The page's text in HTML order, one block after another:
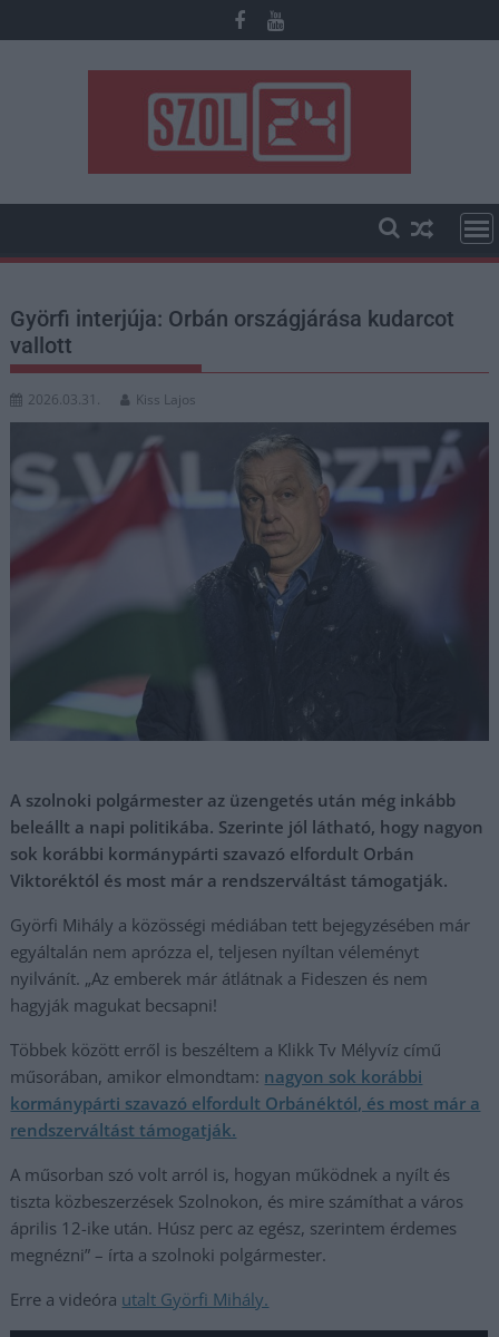
to
Györfi interjúja: Orbán országjárása kudarcot
vallott
2026.03.31. Kiss Lajos
A szolnoki polgármester az üzengetés után még inkább
beleállt a napi politikába. Szerinte jól látható, hogy nagyon
sok korábbi kormánypárti szavazó elfordult Orbán
Viktoréktól és most már a rendszerváltást támogatják.
Györfi Mihály a közösségi médiában tett bejegyzésében már
egyáltalán nem aprózza el, teljesen nyíltan véleményt
nyilvánít. „Az emberek már átlátnak a Fideszen és nem
hagyják magukat becsapni!
Többek között erről is beszéltem a Klikk Tv Mélyvíz című
műsorában, amikor elmondtam: nagyon sok korábbi
kormánypárti szavazó elfordult Orbánéktól, és most már a
rendszerváltást támogatják.
A műsorban szó volt arról is, hogyan működnek a nyílt és
tiszta közbeszerzések Szolnokon, és mire számíthat a város
április 12-ike után. Húsz perc az egész, szerintem érdemes
megnézni” – írta a szolnoki polgármester.
Erre a videóra utalt Györfi Mihály.